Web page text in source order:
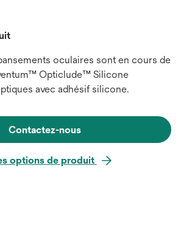
oculaires sont en cours de
Opticlude™ Silicone
avec adhésif silicone.
Contactez-nous
options de produit